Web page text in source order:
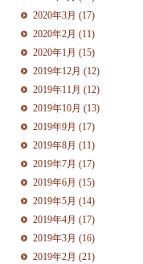
2020年3月 (17)
2020年2月 (11)
2020年1月 (15)
2019年12月 (12)
2019年11月 (12)
2019年10月 (13)
2019年9月 (17)
2019年8月 (11)
2019年7月 (17)
2019年6月 (15)
2019年5月 (14)
2019年4月 (17)
2019年3月 (16)
2019年2月 (21)